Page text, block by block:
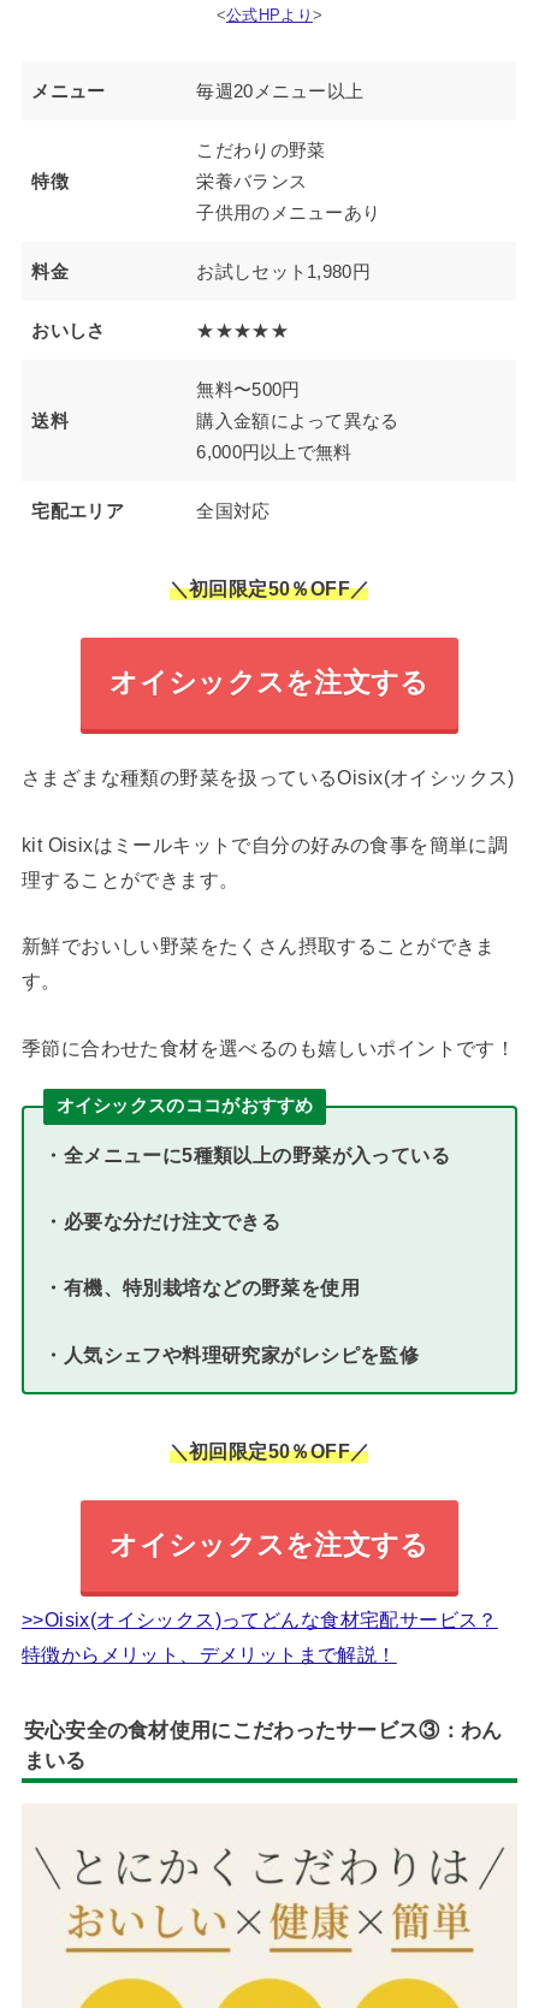
<公式HPより >
メニュー 毎週20メニュー以上
特徴
こだわりの野菜
栄養バランス
子供用のメニューあり
料金 お試しセット1,980円
おいしさ ★★★★★
送料
無料〜500円
購入金額によって異なる
6,000円以上で無料
宅配エリア 全国対応
＼初回限定50％OFF／
オイシックスを注文する
さまざまな種類の野菜を扱っているOisix(オイシックス)
kit Oisixはミールキットで自分の好みの食事を簡単に調
理することができます。
新鮮でおいしい野菜をたくさん摂取することができま
す。
季節に合わせた食材を選べるのも嬉しいポイントです！
オイシックスのココがおすすめ
・全メニューに5種類以上の野菜が入っている
・必要な分だけ注文できる
・ 有機、特別栽培などの野菜を使用
・人気シェフや料理研究家がレシピを監修
＼初回限定50％OFF／
オイシックスを注文する
>>Oisix(オイシックス)ってどんな食材宅配サービス？
特徴からメリット、デメリットまで解説！
安心安全の食材使用にこだわったサービス③：わん
まいる